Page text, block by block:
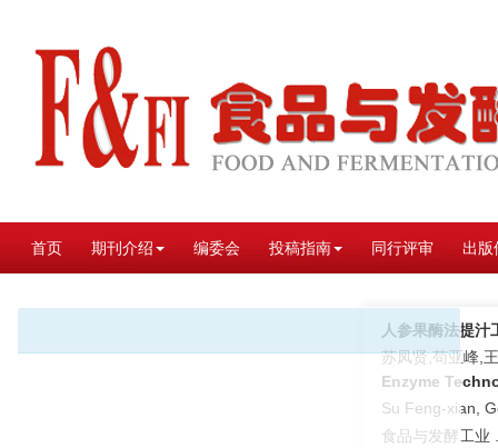
首页 期刊介绍 编委会 投稿指南 同行评审 出版
人参果酶法提汁
苏凤贤,苟亚峰,
Enzyme
Su Feng-xian,
食品与发酵工业